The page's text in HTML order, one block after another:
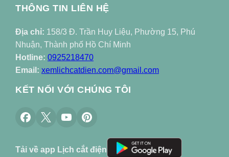
THÔNG TIN LIÊN HỆ
Địa chỉ: 158/3 Đ. Trần Huy Liệu, Phường 15, Phú
Nhuận, Thành phố Hồ Chí Minh
Hotline: 0925218470
Email: xemlichcatdien.com@gmail.com
KẾT NỐI VỚI CHÚNG TÔI
Tải về app Lịch cắt điện